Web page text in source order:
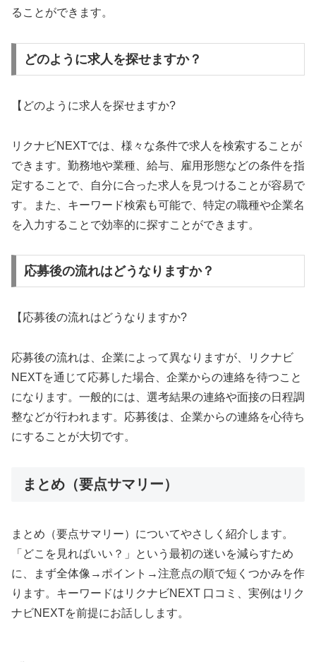
ることができます。
どのように求人を探せますか？
【どのように求人を探せますか?
リクナビNEXTでは、様々な条件で求人を検索することが
できます。勤務地や業種、給与、雇用形態などの条件を指
定することで、自分に合った求人を見つけることが容易で
す。また、キーワード検索も可能で、特定の職種や企業名
を入力することで効率的に探すことができます。
応募後の流れはどうなりますか？
【応募後の流れはどうなりますか?
応募後の流れは、企業によって異なりますが、リクナビ
NEXTを通じて応募した場合、企業からの連絡を待つこと
になります。一般的には、選考結果の連絡や面接の日程調
整などが行われます。応募後は、企業からの連絡を心待ち
にすることが大切です。
まとめ（要点サマリー）
まとめ（要点サマリー）についてやさしく紹介します。
「どこを見ればいい？」という最初の迷いを減らすため
に、まず全体像→ポイント→注意点の順で短くつかみを作
ります。キーワードはリクナビNEXT 口コミ、実例はリク
ナビNEXTを前提にお話しします。